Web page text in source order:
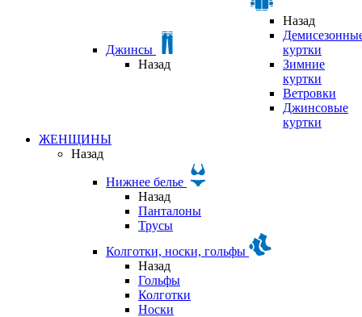
Джинсы
Назад
Назад
куртки
Зимние
куртки
Ветровки
Джинсовые
куртки
ЖЕНЩИНЫ
Назад
Нижнее белье
Назад
Панталоны
Трусы
Колготки, носки, гольфы
Назад
Гольфы
Колготки
Носки